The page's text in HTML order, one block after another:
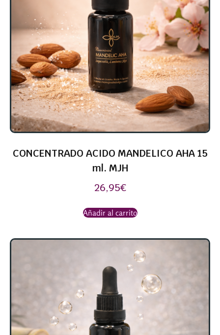
CONCENTRADO ACIDO MANDELICO AHA 15
ml. MJH
26,95€
Añadir al carrito